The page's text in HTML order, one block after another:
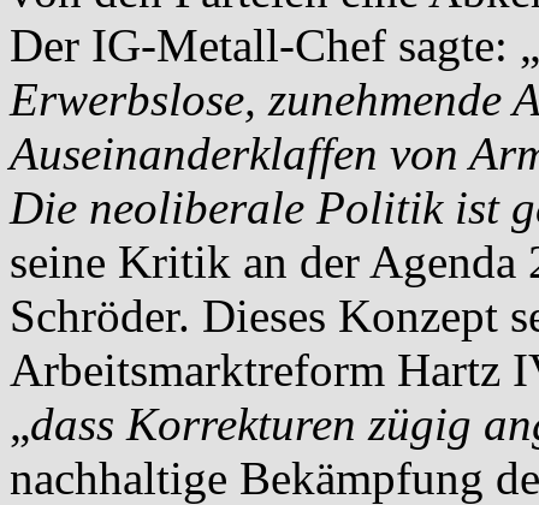
Der IG-Metall-Chef sagte: „
Erwerbslose, zunehmende
Auseinanderklaffen von
Die neoliberale Politik ist
seine Kritik an der Agenda
Schröder. Dieses Konzept
Arbeitsmarktreform Hartz
„dass Korrekturen zügig
nachhaltige Bekämpfung